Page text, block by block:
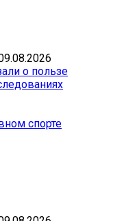
о пользе
спорте